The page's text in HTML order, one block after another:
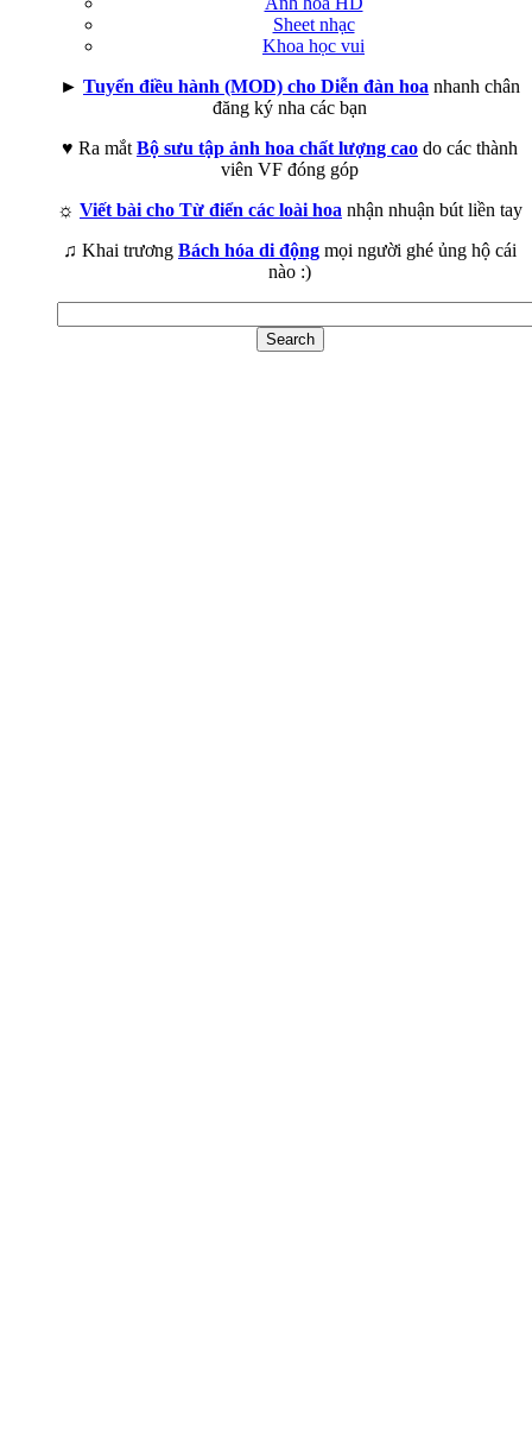
Sheet nhạc
Khoa học vui
► Tuyển điều hành (MOD) cho Diễn đàn hoa nhanh chân
đăng ký nha các bạn
♥ Ra mắt Bộ sưu tập ảnh hoa chất lượng cao do các thành
viên VF đóng góp
☼ Viết bài cho Từ điển các loài hoa nhận nhuận bút liền tay
♫ Khai trương Bách hóa di động mọi người ghé ủng hộ cái
nào :)